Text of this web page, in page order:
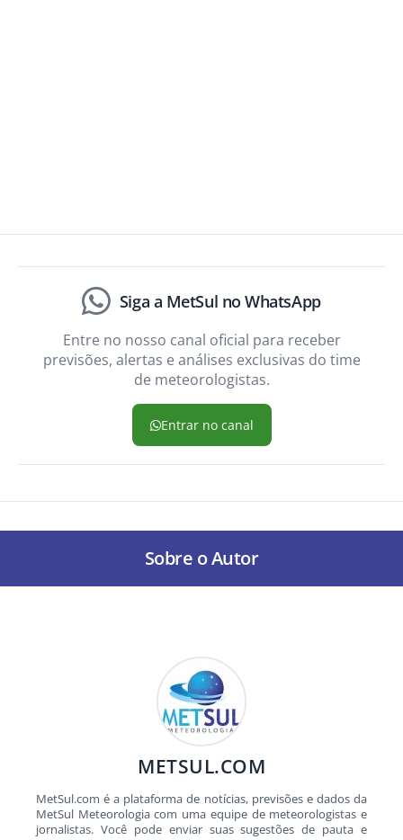
Siga a MetSul no WhatsApp
Entre no nosso canal oficial para receber
previsões, alertas e análises exclusivas do time
de meteorologistas.
Entrar no canal
Sobre o Autor
METSUL.COM
MetSul.com é a plataforma de notícias, previsões e dados da
MetSul Meteorologia com uma equipe de meteorologistas e
jornalistas. Você pode enviar suas sugestões de pauta e